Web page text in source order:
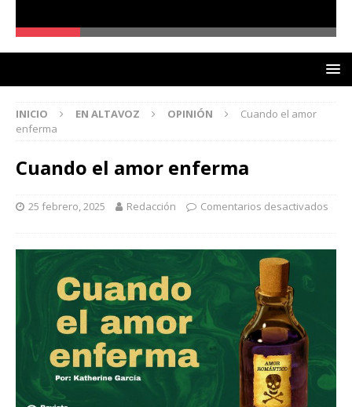
INICIO EN ALTAVOZ OPINIÓN
Cuando el amor
enferma
Cuando el amor enferma
25 febrero, 2025 Redacción Comentarios desactivados